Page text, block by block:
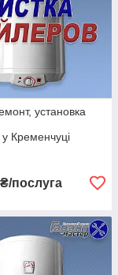
чекаєш.
або в будь який
тому що
людей.
бувають
гарячої
ремонт, такі як
дорогих
водонагрівача
установка
Кременчуці
₴/послуга